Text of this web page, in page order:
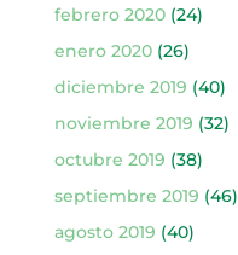
febrero 2020(24)
enero 2020(26)
diciembre 2019 (40)
noviembre 2019 (32)
octubre 2019 (38)
septiembre 2019 (46)
agosto 2019 (40)